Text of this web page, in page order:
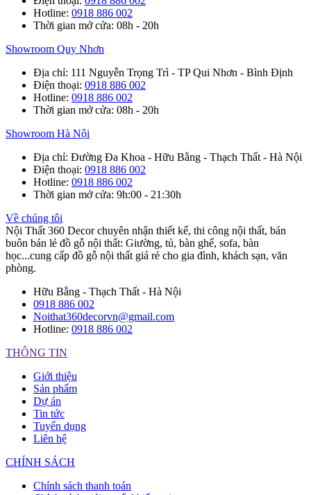
Hotline: 0918 886 002
Thời gian mở cửa: 08h - 20h
Showroom Quy Nhơn
Địa chỉ: 111 Nguyễn Trọng Trì - TP Qui Nhơn - Bình Định
Điện thoại: 0918 886 002
Hotline: 0918 886 002
Thời gian mở cửa: 08h - 20h
Showroom Hà Nội
Địa chỉ: Đường Đa Khoa - Hữu Bằng - Thạch Thất - Hà Nội
Điện thoại: 0918 886 002
Hotline: 0918 886 002
Thời gian mở cửa: 9h:00 - 21:30h
Về chúng tôi
Nội Thất 360 Decor chuyên nhận thiết kế, thi công nội thất, bán
buôn bán lẻ đồ gỗ nội thất: Giường, tủ, bàn ghế, sofa, bàn
học...cung cấp đồ gỗ nội thất giá rẻ cho gia đình, khách sạn, văn
phòng.
Hữu Bằng - Thạch Thất - Hà Nội
0918 886 002
Noithat360decorvn@gmail.com
Hotline: 0918 886 002
THÔNG TIN
Giới thiệu
Sản phẩm
Dự án
Tin tức
Tuyển dụng
Liên hệ
CHÍNH SÁCH
Chính sách thanh toán